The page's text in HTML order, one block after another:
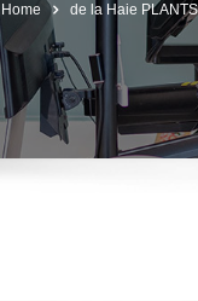
Home de la Haie